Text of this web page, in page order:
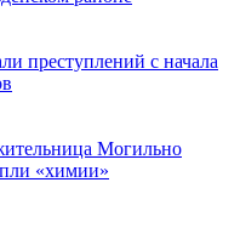
преступлений с начала
Могильно
«химии»